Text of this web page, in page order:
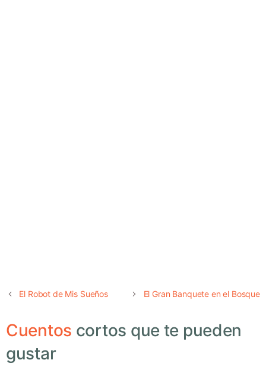
El Robot de Mis Sueños El Gran Banquete en el Bosque
Cuentos cortos que te pueden
gustar